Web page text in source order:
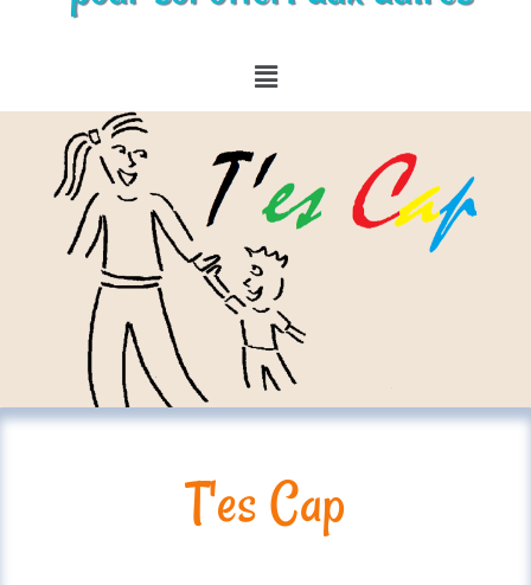
T'es Cap